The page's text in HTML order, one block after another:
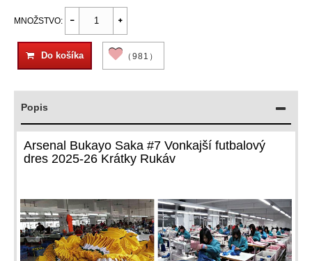
MNOŽSTVO:
Do košíka （981）
Popis
Arsenal Bukayo Saka #7 Vonkajší futbalový
dres 2025-26 Krátky Rukáv